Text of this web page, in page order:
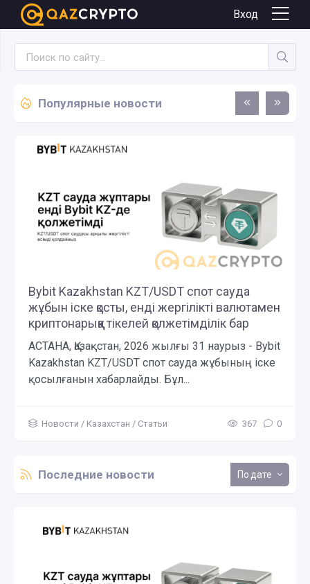
Вход
Популярные новости
Bybit Kazakhstan KZT/USDT спот сауда
жұбын іске қосты, енді жергілікті валютамен
криптонарыққа тікелей қолжетімділік бар
АСТАНА, Қазақстан, 2026 жылғы 31 наурыз - Bybit
Kazakhstan KZT/USDT спот сауда жұбының іске
қосылғанын хабарлайды. Бұл...
Новости / Казахстан / Статьи 367 0
Последние новости дате